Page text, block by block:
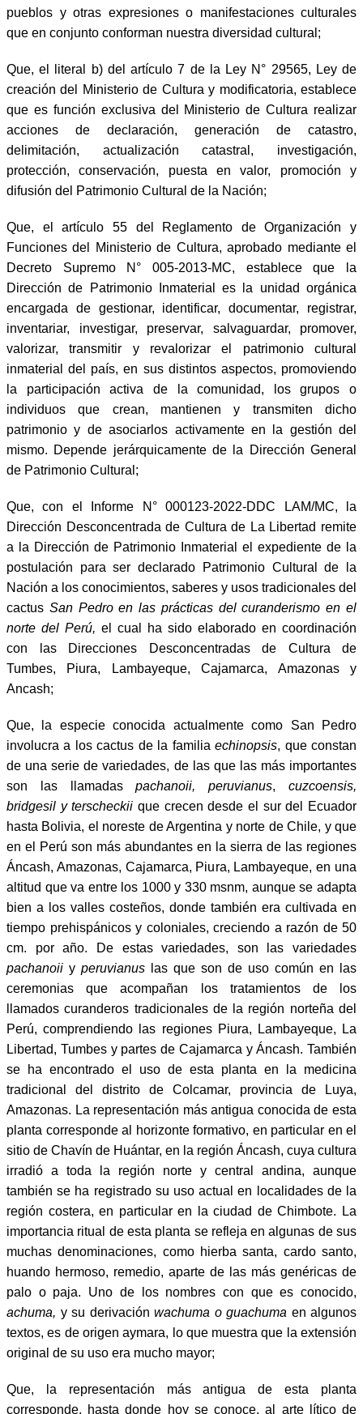
pueblos y otras expresiones o manifestaciones culturales
que en conjunto conforman nuestra diversidad cultural;
Que, el literal b) del artículo 7 de la Ley N° 29565, Ley de
creación del Ministerio de Cultura y modificatoria, establece
que es función exclusiva del Ministerio de Cultura realizar
acciones de declaración, generación de catastro,
delimitación, actualización catastral, investigación,
protección, conservación, puesta en valor, promoción y
difusión del Patrimonio Cultural de la Nación;
Que, el artículo 55 del Reglamento de Organización y
Funciones del Ministerio de Cultura, aprobado mediante el
Decreto Supremo N° 005-2013-MC, establece que la
Dirección de Patrimonio Inmaterial es la unidad orgánica
encargada de gestionar, identificar, documentar, registrar,
inventariar, investigar, preservar, salvaguardar, promover,
valorizar, transmitir y revalorizar el patrimonio cultural
inmaterial del país, en sus distintos aspectos, promoviendo
la participación activa de la comunidad, los grupos o
individuos que crean, mantienen y transmiten dicho
patrimonio y de asociarlos activamente en la gestión del
mismo. Depende jerárquicamente de la Dirección General
de Patrimonio Cultural;
Que, con el Informe N° 000123-2022-DDC LAM/MC, la
Dirección Desconcentrada de Cultura de La Libertad remite
a la Dirección de Patrimonio Inmaterial el expediente de la
postulación para ser declarado Patrimonio Cultural de la
Nación a los conocimientos, saberes y usos tradicionales del
cactus San Pedro en las prácticas del curanderismo en el
norte del Perú, el cual ha sido elaborado en coordinación
con las Direcciones Desconcentradas de Cultura de
Tumbes, Piura, Lambayeque, Cajamarca, Amazonas y
Ancash;
Que, la especie conocida actualmente como San Pedro
involucra a los cactus de la familiaechinopsis, que constan
de una serie de variedades, de las que las más importantes
son las llamadaspachanoii, peruvianus,cuzcoensis,
bridgesil y terscheckii que crecen desde el sur del Ecuador
hasta Bolivia, el noreste de Argentina y norte de Chile, y que
en el Perú son más abundantes en la sierra de las regiones
Áncash, Amazonas, Cajamarca, Piura, Lambayeque, en una
altitud que va entre los 1000 y 330 msnm, aunque se adapta
bien a los valles costeños, donde también era cultivada en
tiempo prehispánicos y coloniales, creciendo a razón de 50
cm. por año. De estas variedades, son las variedades
pachanoii y peruvianus las que son de uso común en las
ceremonias que acompañan los tratamientos de los
llamados curanderos tradicionales de la región norteña del
Perú, comprendiendo las regiones Piura, Lambayeque, La
Libertad, Tumbes y partes de Cajamarca y Áncash. También
se ha encontrado el uso de esta planta en la medicina
tradicional del distrito de Colcamar, provincia de Luya,
Amazonas. La representación más antigua conocida de esta
planta corresponde al horizonte formativo, en particular en el
sitio de Chavín de Huántar, en la región Áncash, cuya cultura
irradió a toda la región norte y central andina, aunque
también se ha registrado su uso actual en localidades de la
región costera, en particular en la ciudad de Chimbote. La
importancia ritual de esta planta se refleja en algunas de sus
muchas denominaciones, como hierba santa, cardo santo,
huando hermoso, remedio, aparte de las más genéricas de
palo o paja. Uno de los nombres con que es conocido,
achuma, y su derivación wachuma o guachuma en algunos
textos, es de origen aymara, lo que muestra que la extensión
original de su uso era mucho mayor;
Que, la representación más antigua de esta planta
corresponde, hasta donde hoy se conoce, al arte lítico de